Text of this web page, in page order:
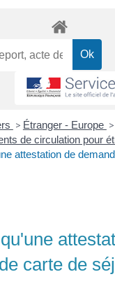
> Étranger - Europe >
de circulation pour
attestation de
carte de